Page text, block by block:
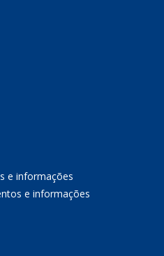
e informações
e informações